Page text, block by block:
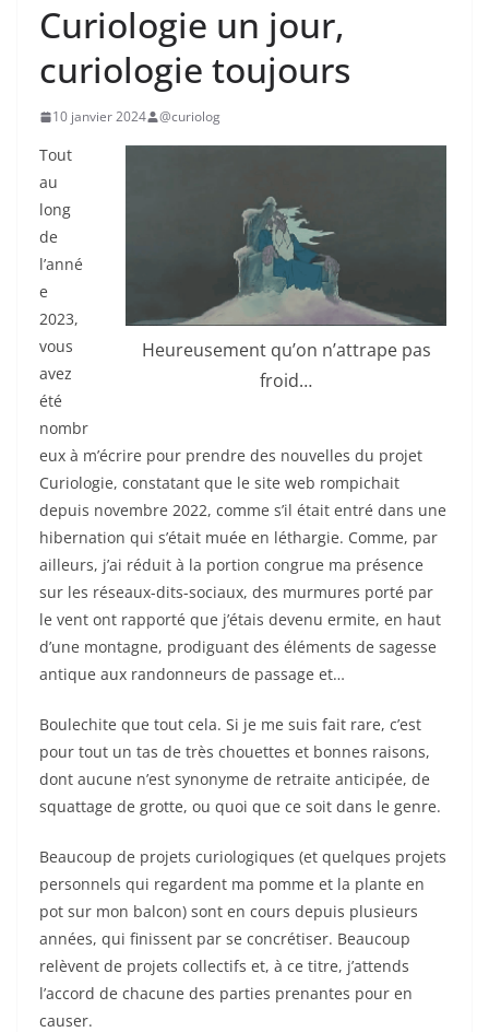
Curiologie un jour,
curiologie toujours
10 janvier 2024 @curiolog
Heureusement qu’on n’attrape pas
froid…
Tout
au
long
de
l’anné
e
2023,
vous
avez
été
nombr
eux à m’écrire pour prendre des nouvelles du projet
Curiologie, constatant que le site web rompichait
depuis novembre 2022, comme s’il était entré dans une
hibernation qui s’était muée en léthargie. Comme, par
ailleurs, j’ai réduit à la portion congrue ma présence
sur les réseaux-dits-sociaux, des murmures porté par
le vent ont rapporté que j’étais devenu ermite, en haut
d’une montagne, prodiguant des éléments de sagesse
antique aux randonneurs de passage et…
Boulechite que tout cela. Si je me suis fait rare, c’est
pour tout un tas de très chouettes et bonnes raisons,
dont aucune n’est synonyme de retraite anticipée, de
squattage de grotte, ou quoi que ce soit dans le genre.
Beaucoup de projets curiologiques (et quelques projets
personnels qui regardent ma pomme et la plante en
pot sur mon balcon) sont en cours depuis plusieurs
années, qui finissent par se concrétiser. Beaucoup
relèvent de projets collectifs et, à ce titre, j’attends
l’accord de chacune des parties prenantes pour en
causer.